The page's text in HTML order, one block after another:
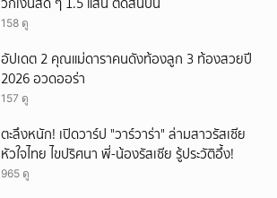
158 ดู
อัปเดต 2 คุณแม่ดาราคนดังท้องลูก 3 ท้องสวยปี
2026 อวดออร่า
157 ดู
ตะลึงหนัก! เปิดวาร์ป "วาร์วาร่า" ล่ามสาวรัสเซีย
หัวใจไทย ไขปริศนา พี่-น้องรัสเซีย รู้ประวัติอึ้ง!
965 ดู
ยกเลิก